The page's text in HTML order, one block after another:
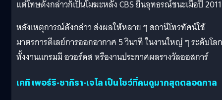
แต่โทษดังกล่าวก็เป็นโมฆะหลัง CBS ยื่นอุทธรณ์ชนะเมื่อปี
หลังเหตุการณ์ดังกล่าว ส่งผลให้หลาย ๆ สถานีโทรทัศน์ใช้
มาตรการดีเลย์การออกอากาศ 5 วินาที ในงานใหญ่ ๆ ระดับโลก
ทั้งงานแกรมมี อวอร์ดส หรืองานประกาศผลรางวัลออสการ์
เคที เพอร์รี-ชากีรา-เจโล เป็นโชว์ที่คนดูมากสุดตลอดกาล